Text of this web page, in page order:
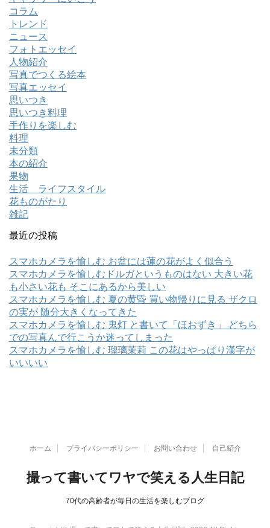
コラム
トレンド
ニュース
フォトエッセイ
人物紹介
写真でつくる絵本
写真エッセイ
思いつき
思いつき料理
手作りを楽しむ
料理
未分類
本の紹介
果物
生活 ライフスタイル
花ものがたり
雑記
最近の投稿
スマホカメラを愉しむ お盆には蓮の花がよく似合う
スマホカメラを愉しむドルガというものはない 大きい花
も小さい花も そこにあるから美しい
スマホカメラを愉しむ 夏の黄昏 買い物帰りに見る ザクロ
の実が 随分大きくなってきた
スマホカメラを愉しむ 鬼灯 と書いて「ほおずき」 どちら
での写真んで行こうか迷ってしまった
スマホカメラを愉しむ 瑠璃茉莉 この花はやっぱり漢字が
いいいい
ホーム プライバシーポリシー お問い合わせ 自己紹介
撮って書いてワヤで笑える人生日記
70代の高齢者が毎日の生活を楽しむブログ